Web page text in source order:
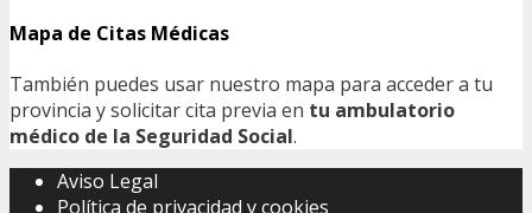
Mapa de Citas Médicas
También puedes usar nuestro mapa para acceder a tu
provincia y solicitar cita previa en tu ambulatorio
médico de la Seguridad Social.
Aviso Legal
Política de privacidad y cookies